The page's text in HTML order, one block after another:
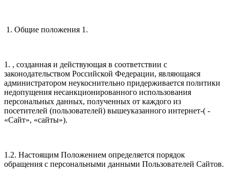
1. Общие положения 1.
1. , созданная и действующая в соответствии с
законодательством Российской Федерации, являющаяся
администратором неукоснительно придерживается политики
недопущения несанкционированного использования
персональных данных, полученных от каждого из
посетителей (пользователей) вышеуказанного интернет-( -
«Сайт», «сайты»).
1.2. Настоящим Положением определяется порядок
обращения с персональными данными Пользователей Сайтов.